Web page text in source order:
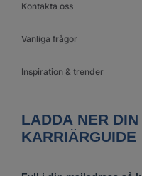
Kontakta oss
Vanliga frågor
Inspiration & trender